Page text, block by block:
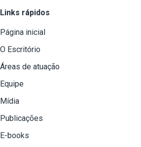
Links rápidos
Página inicial
O Escritório
Áreas de atuação
Equipe
Mídia
Publicações
E-books